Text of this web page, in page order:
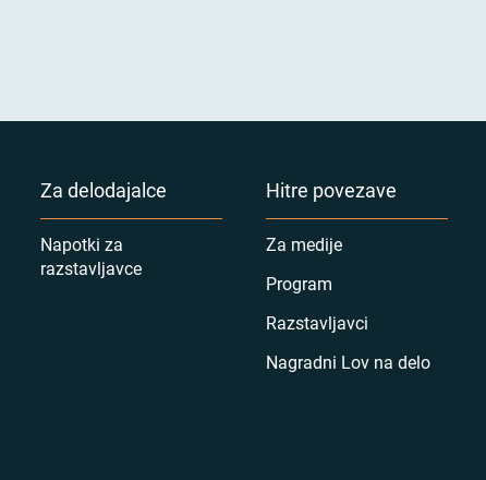
Za delodajalce
Napotki za
razstavljavce
Hitre povezave
Za medije
Program
Razstavljavci
Nagradni Lov na delo